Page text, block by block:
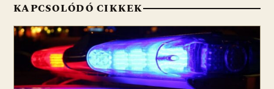
KAPCSOLÓDÓ CIKKEK